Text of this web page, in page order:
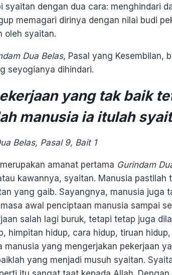
syaitan dengan dua cara: menghindari
memagari dirinya dengan nilai budi
oleh syaitan.
Dua Belas, Pasal yang Kesembilan,
seyogianya dihindari.
yang tak baik
manusia ia itulah
Belas, Pasal 9, Bait 1
amanat pertama Gurindam
kawannya, syaitan. Manusia
yang gaib. Sayangnya, manusia
awal penciptaan manusia sampai
salah lagi buruk, tetapi tetap juga
himpitan hidup, cara hidup, tiruan
manusia yang mengerjakan pekerjaan
yang menjadi musuh syaitan.